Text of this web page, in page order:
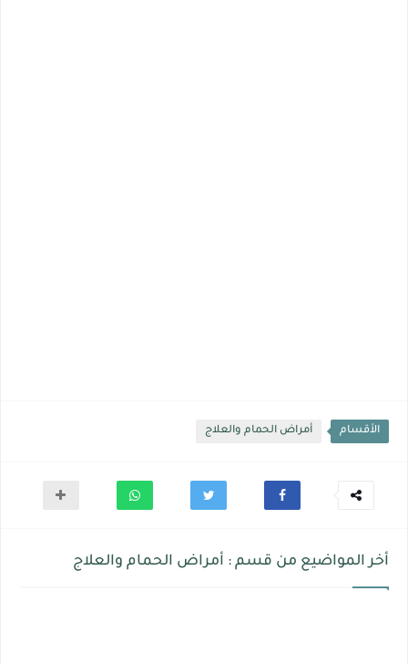
الأقسام أمراض الحمام والعلاج
أخر المواضيع من قسم : أمراض الحمام والعلاج